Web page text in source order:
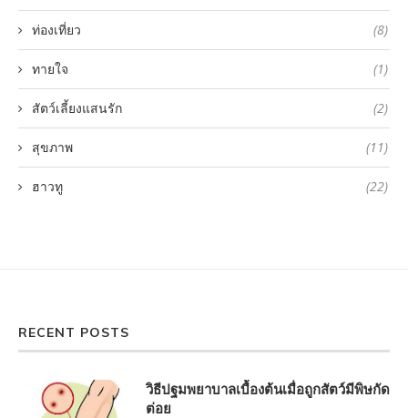
ท่องเที่ยว (8)
ทายใจ (1)
สัตว์เลี้ยงแสนรัก (2)
สุขภาพ (11)
ฮาวทู (22)
RECENT POSTS
วิธีปฐมพยาบาลเบื้องต้นเมื่อถูกสัตว์มีพิษกัด
ต่อย